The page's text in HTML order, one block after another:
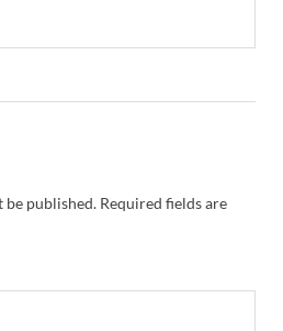
be published. Required fields are